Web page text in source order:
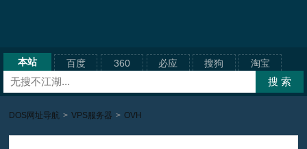
本站 百度 360 必应 搜狗 淘宝
DOS网址导航 > VPS服务器 > OVH